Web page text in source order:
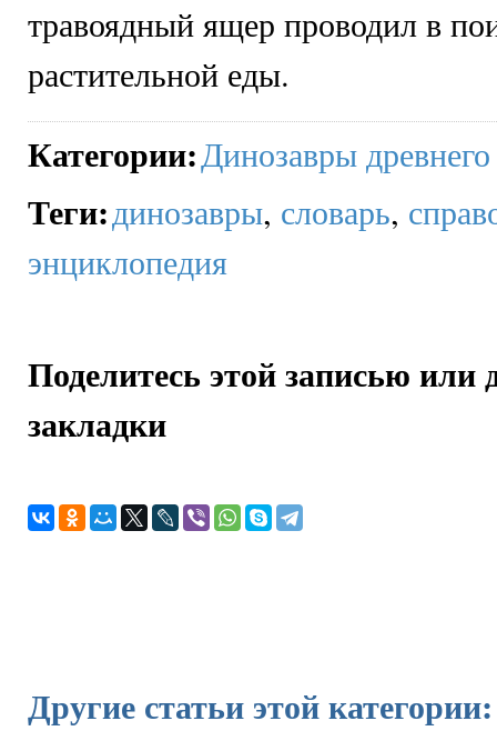
травоядный ящер проводил в
растительной еды.
Категории:Динозавры
Теги:динозавры, словарь,
энциклопедия
Поделитесь этой записью или
закладки
Другие статьи этой категории: